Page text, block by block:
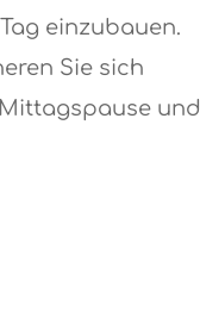
einzubauen.
Sie sich
und